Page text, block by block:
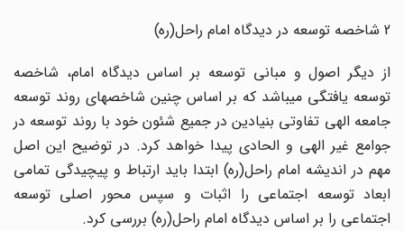
از دیگر اصول و مبانی توسعه بر اساس دیدگاه امام، شاخصه
توسعه یافتگی میباشد که بر اساس چنین شاخصهای روند توسعه
جامعه الهی تفاوتی بنیادین در جمیع شئون خود با روند توسعه در
جوامع غیر الهی و الحادی پیدا خواهد کرد. در توضیح این اصل
مهم در اندیشه امام راحل(ره) ابتدا باید ارتباط و پیچیدگی تمامی
ابعاد توسعه اجتماعی را اثبات و سپس محور اصلی توسعه
اجتماعی را بر اساس دیدگاه امام راحل(ره) بررسی کرد.